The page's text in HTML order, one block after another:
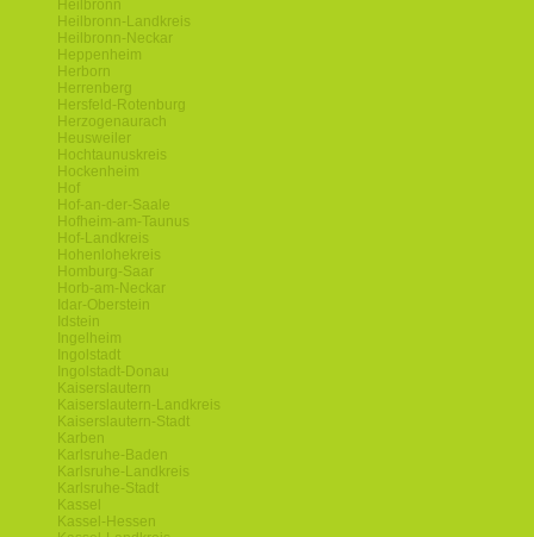
Heilbronn
Heilbronn-Landkreis
Heilbronn-Neckar
Heppenheim
Herborn
Herrenberg
Hersfeld-Rotenburg
Herzogenaurach
Heusweiler
Hochtaunuskreis
Hockenheim
Hof
Hof-an-der-Saale
Hofheim-am-Taunus
Hof-Landkreis
Hohenlohekreis
Homburg-Saar
Horb-am-Neckar
Idar-Oberstein
Idstein
Ingelheim
Ingolstadt
Ingolstadt-Donau
Kaiserslautern
Kaiserslautern-Landkreis
Kaiserslautern-Stadt
Karben
Karlsruhe-Baden
Karlsruhe-Landkreis
Karlsruhe-Stadt
Kassel
Kassel-Hessen